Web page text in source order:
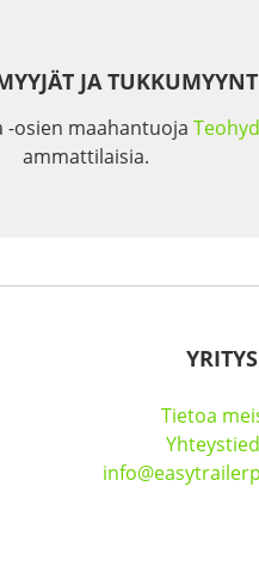
JA
-osien maahantuoja
ammattilaisia.
YRITYS
Tietoa